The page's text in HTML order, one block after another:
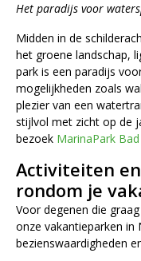
Het paradijs voor
Midden in de
het groene landschap,
park is een paradijs
mogelijkheden zoals
plezier van een
stijlvol met zicht op de
bezoek MarinaPark
Activiteiten
rondom je
Voor degenen die
onze vakantieparken
bezienswaardigheden